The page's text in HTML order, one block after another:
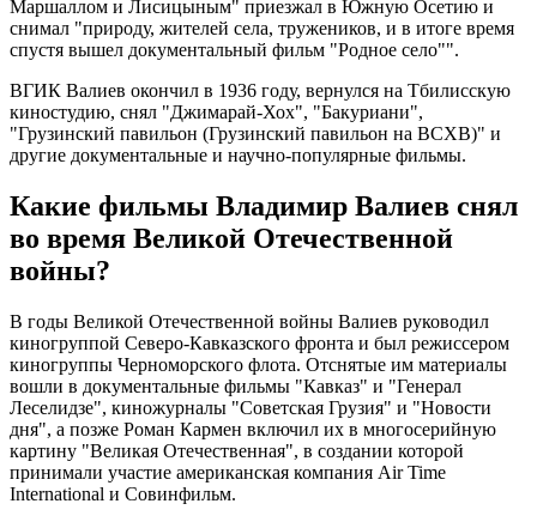
Маршаллом и Лисицыным" приезжал в Южную Осетию и
снимал "природу, жителей села, тружеников, и в итоге время
спустя вышел документальный фильм "Родное село"".
ВГИК Валиев окончил в 1936 году, вернулся на Тбилисскую
киностудию, снял "Джимарай-Хох", "Бакуриани",
"Грузинский павильон (Грузинский павильон на ВСХВ)" и
другие документальные и научно-популярные фильмы.
Какие фильмы Владимир Валиев снял
во время Великой Отечественной
войны?
В годы Великой Отечественной войны Валиев руководил
киногруппой Северо-Кавказского фронта и был режиссером
киногруппы Черноморского флота. Отснятые им материалы
вошли в документальные фильмы "Кавказ" и "Генерал
Леселидзе", киножурналы "Советская Грузия" и "Новости
дня", а позже Роман Кармен включил их в многосерийную
картину "Великая Отечественная", в создании которой
принимали участие американская компания Air Time
International и Совинфильм.